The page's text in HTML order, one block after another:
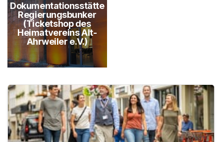
Dokumentationsstätte
Regierungsbunker
(Ticketshop des
Heimatvereins Alt-
Ahrweiler e.V.)